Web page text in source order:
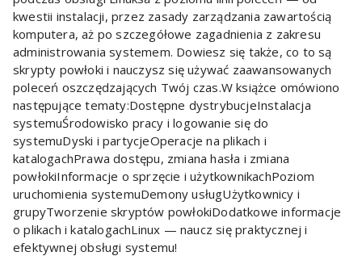
kwestii instalacji, przez zasady zarządzania zawartością
komputera, aż po szczegółowe zagadnienia z zakresu
administrowania systemem. Dowiesz się także, co to są
skrypty powłoki i nauczysz się używać zaawansowanych
poleceń oszczędzających Twój czas.W książce omówiono
następujące tematy:Dostępne dystrybucjeInstalacja
systemuŚrodowisko pracy i logowanie się do
systemuDyski i partycjeOperacje na plikach i
katalogachPrawa dostępu, zmiana hasła i zmiana
powłokiInformacje o sprzęcie i użytkownikachPoziom
uruchomienia systemuDemony usługUżytkownicy i
grupyTworzenie skryptów powłokiDodatkowe informacje
o plikach i katalogachLinux — naucz się praktycznej i
efektywnej obsługi systemu!